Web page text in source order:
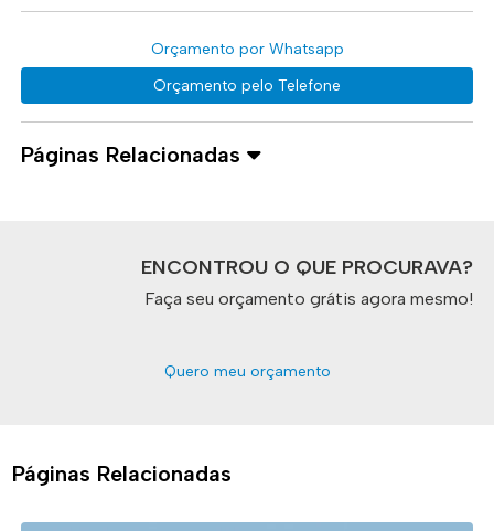
Orçamento por Whatsapp
Orçamento pelo Telefone
Páginas Relacionadas
ENCONTROU O QUE PROCURAVA?
Faça seu orçamento grátis agora mesmo!
Quero meu orçamento
Páginas Relacionadas